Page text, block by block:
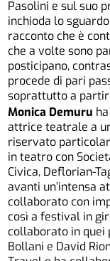
Pasolini e sul suo
inchioda lo
racconto che è
che a volte sono
posticipano,
procede di pari
soprattutto a
Monica Demuru
attrice teatrale a
riservato
in teatro con
Civica, Deflorian-
avanti un’intensa
collaborato con
così a festival in
collaborato in quei
Bollani e David